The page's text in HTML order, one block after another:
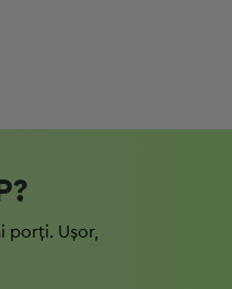
porți. Ușor,